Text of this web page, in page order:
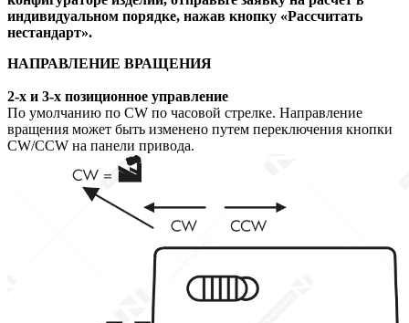
индивидуальном порядке, нажав кнопку «Рассчитать
нестандарт».
НАПРАВЛЕНИЕ ВРАЩЕНИЯ
2-х и 3-х позиционное управление
По умолчанию по CW по часовой стрелке. Направление
вращения может быть изменено путем переключения кнопки
CW/CCW на панели привода.